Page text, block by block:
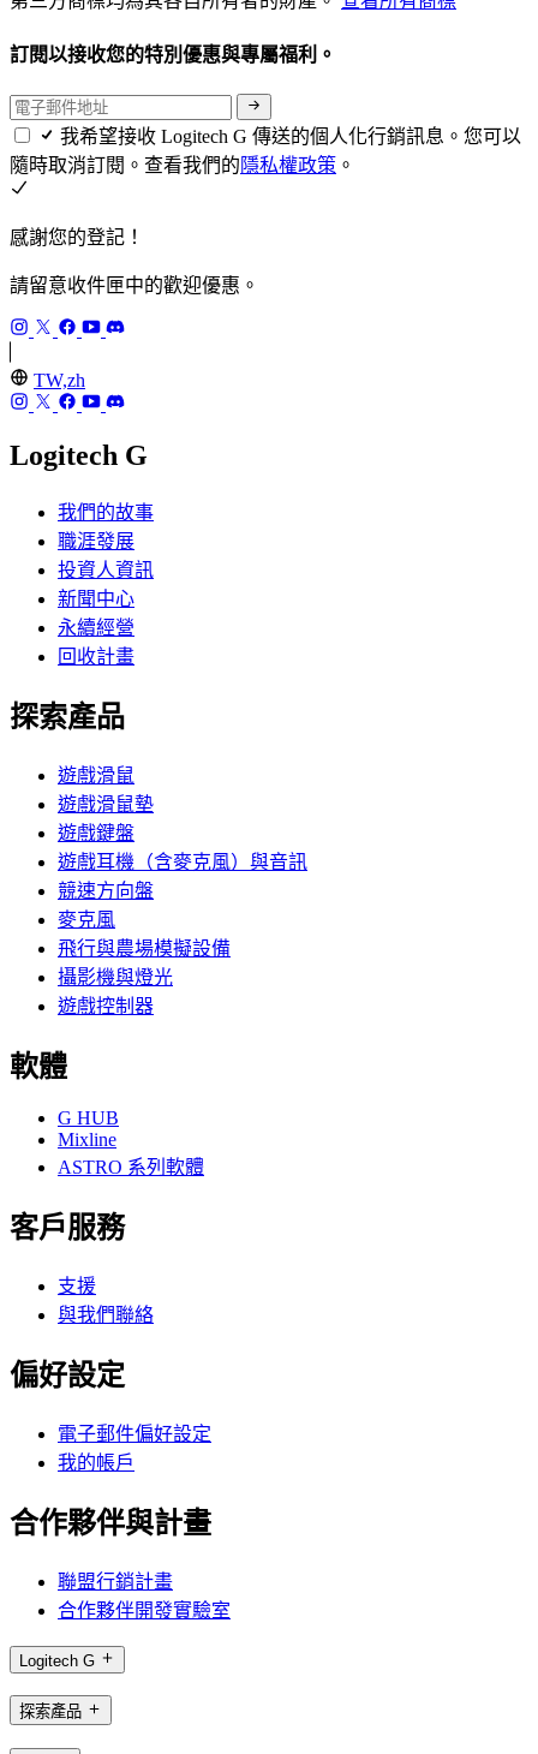
訂閱以接收您的特別優惠與專屬福利。
我希望接收 Logitech G 傳送的個人化行銷訊息。您可以
隨時取消訂閱。查看我們的隱私權政策 。
感謝您的登記！
請留意收件匣中的歡迎優惠。
TW,zh
Logitech G
我們的故事
職涯發展
投資人資訊
新聞中心
永續經營
回收計畫
探索產品
遊戲滑鼠
遊戲滑鼠墊
遊戲鍵盤
遊戲耳機（含麥克風）與音訊
競速方向盤
麥克風
飛行與農場模擬設備
攝影機與燈光
遊戲控制器
軟體
G HUB
Mixline
ASTRO 系列軟體
客戶服務
支援
與我們聯絡
偏好設定
電子郵件偏好設定
我的帳戶
合作夥伴與計畫
聯盟行銷計畫
合作夥伴開發實驗室
Logitech G
探索產品